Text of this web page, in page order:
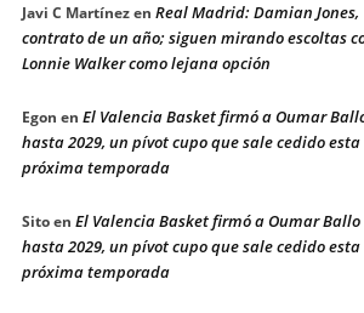
Javi C Martínezen Real Madrid: Damian Jones,
contrato de un año; siguen mirando escoltas
Lonnie Walker como lejana opción
Egon en El Valencia Basket firmó a Oumar
hasta 2029, un pívot cupo que sale cedido esta
próxima temporada
Sitoen El Valencia Basket firmó a Oumar Ballo
hasta 2029, un pívot cupo que sale cedido esta
próxima temporada